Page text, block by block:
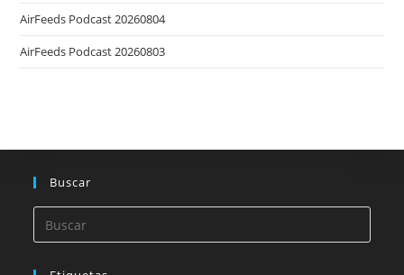
AirFeeds Podcast 20260804
AirFeeds Podcast 20260803
Buscar